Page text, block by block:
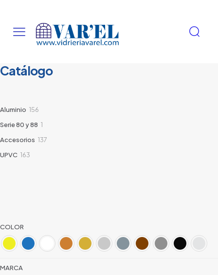
Catálogo
Aluminio 156
Serie 80 y 88 1
Accesorios 137
UPVC 163
COLOR
MARCA